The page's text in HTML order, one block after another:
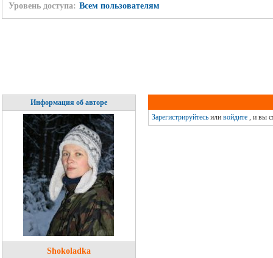
Уровень доступа: Всем пользователям
Информация об авторе
Shokoladka
Зарегистрируйтесьили войдите, и вы